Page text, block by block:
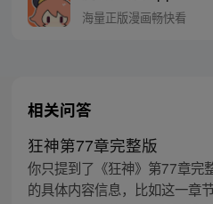
海量正版漫画畅快看
相关问答
狂神第77章完整版
你只提到了《狂神》第77章完
的具体内容信息，比如这一章